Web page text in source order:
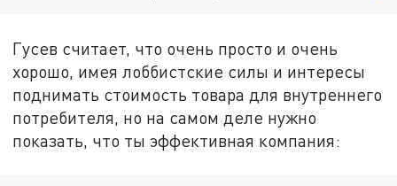
Гусев считает, что очень просто и очень
хорошо, имея лоббистские силы и интересы
поднимать стоимость товара для внутреннего
потребителя, но на самом деле нужно
показать, что ты эффективная компания: